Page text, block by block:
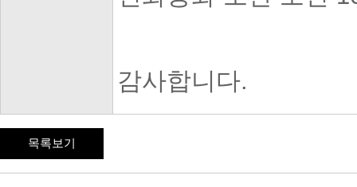
감사합니다.
목록보기